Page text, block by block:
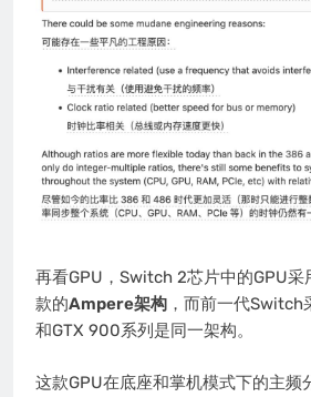
再看GPU，Switch 2芯片中的GPU采
款的Ampere架构 ，而前一代Switch
和GTX 900系列是同一架构。
这款GPU在底座和掌机模式下的主频